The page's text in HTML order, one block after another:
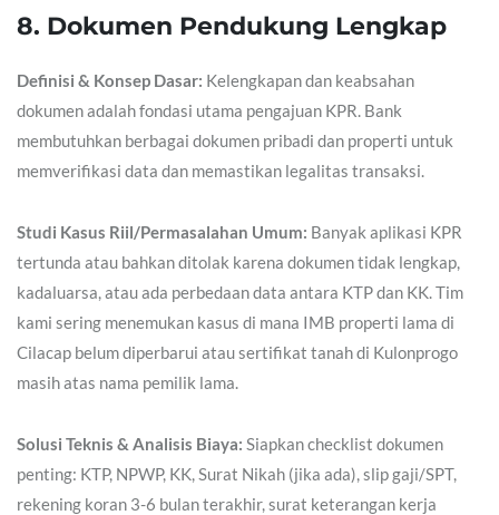
8. Dokumen Pendukung Lengkap
Definisi & Konsep Dasar: Kelengkapan dan keabsahan
dokumen adalah fondasi utama pengajuan KPR. Bank
membutuhkan berbagai dokumen pribadi dan properti untuk
memverifikasi data dan memastikan legalitas transaksi.
Studi Kasus Riil/Permasalahan Umum: Banyak aplikasi KPR
tertunda atau bahkan ditolak karena dokumen tidak lengkap,
kadaluarsa, atau ada perbedaan data antara KTP dan KK. Tim
kami sering menemukan kasus di mana IMB properti lama di
Cilacap belum diperbarui atau sertifikat tanah di Kulonprogo
masih atas nama pemilik lama.
Solusi Teknis & Analisis Biaya: Siapkan checklist dokumen
penting: KTP, NPWP, KK, Surat Nikah (jika ada), slip gaji/SPT,
rekening koran 3-6 bulan terakhir, surat keterangan kerja